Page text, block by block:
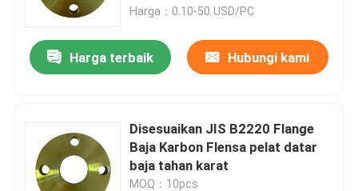
Harga：0.10-50 USD/PC
Harga terbaik Hubungi kami
Disesuaikan JIS B2220 Flange
Baja Karbon Flensa pelat datar
baja tahan karat
MOQ：10pcs